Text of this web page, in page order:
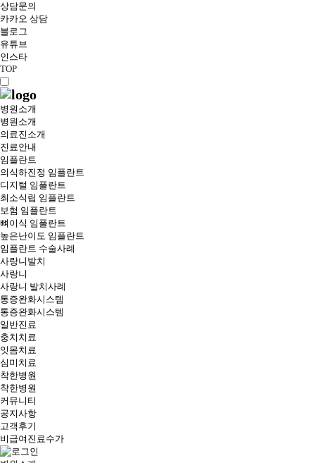
상담문의
카카오 상담
블로그
유튜브
인스타
TOP
병원소개
병원소개
의료진소개
진료안내
임플란트
의식하진정 임플란트
디지털 임플란트
최소식립 임플란트
보험 임플란트
뼈이식 임플란트
높은난이도 임플란트
임플란트 수술사례
사랑니발치
사랑니
사랑니 발치사례
통증완화시스템
통증완화시스템
일반진료
충치치료
잇몸치료
심미치료
착한병원
착한병원
커뮤니티
공지사항
고객후기
비급여진료수가